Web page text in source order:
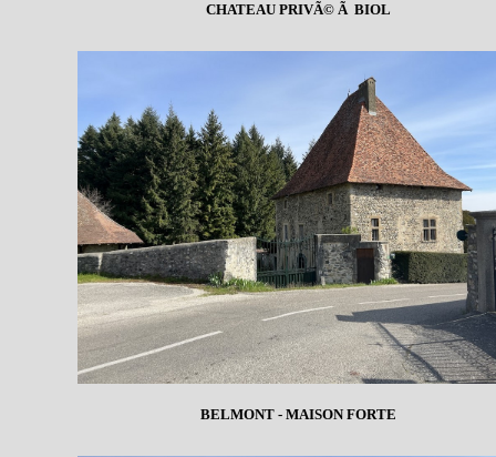
CHATEAU PRIVÃ© Ã BIOL
BELMONT - MAISON FORTE